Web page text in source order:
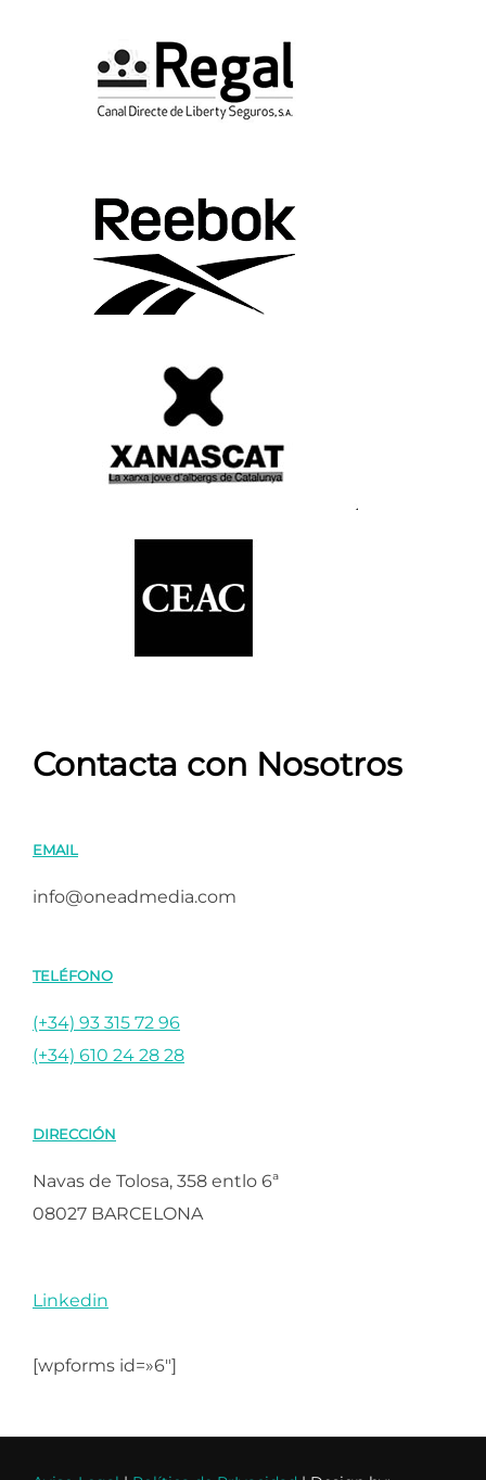
Contacta con Nosotros
EMAIL
info@oneadmedia.com
TELÉFONO
(+34) 93 315 72 96
(+34) 610 24 28 28
DIRECCIÓN
Navas de Tolosa, 358 entlo 6ª
08027 BARCELONA
Linkedin
[wpforms id=»6″]